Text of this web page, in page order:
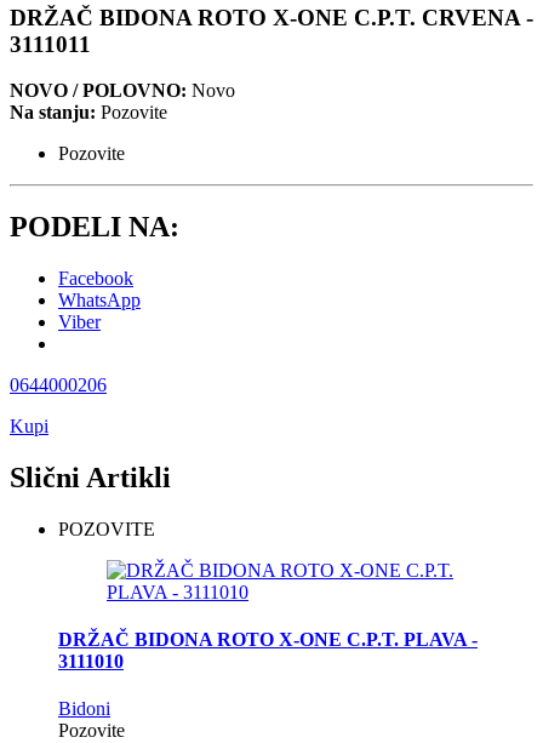
DRŽAČ BIDONA ROTO X-ONE C.P.T. CRVENA -
3111011
NOVO / POLOVNO: Novo
Na stanju: Pozovite
Pozovite
PODELI NA:
Facebook
WhatsApp
Viber
0644000206
Kupi
Slični Artikli
POZOVITE
DRŽAČ BIDONA ROTO X-ONE C.P.T. PLAVA -
3111010
Bidoni
Pozovite